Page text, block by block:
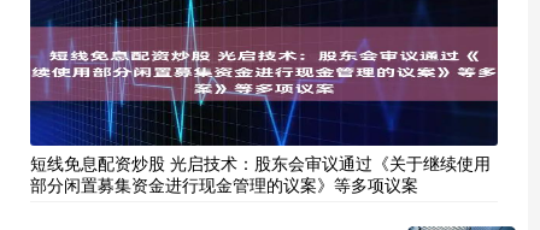
短线免息配资炒股 光启技术：股东会审议通过《关于继续使用
部分闲置募集资金进行现金管理的议案》等多项议案